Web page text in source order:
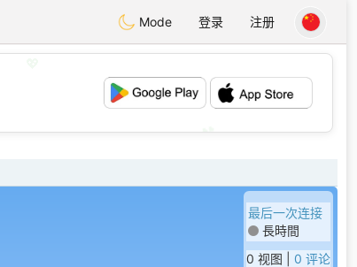
Mode 登录 注册
最后一次连接
長時間
0 视图 | 0 评论